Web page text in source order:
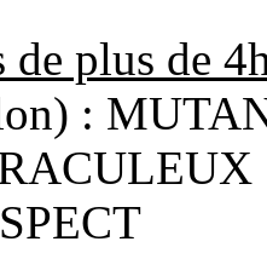
de plus de
: